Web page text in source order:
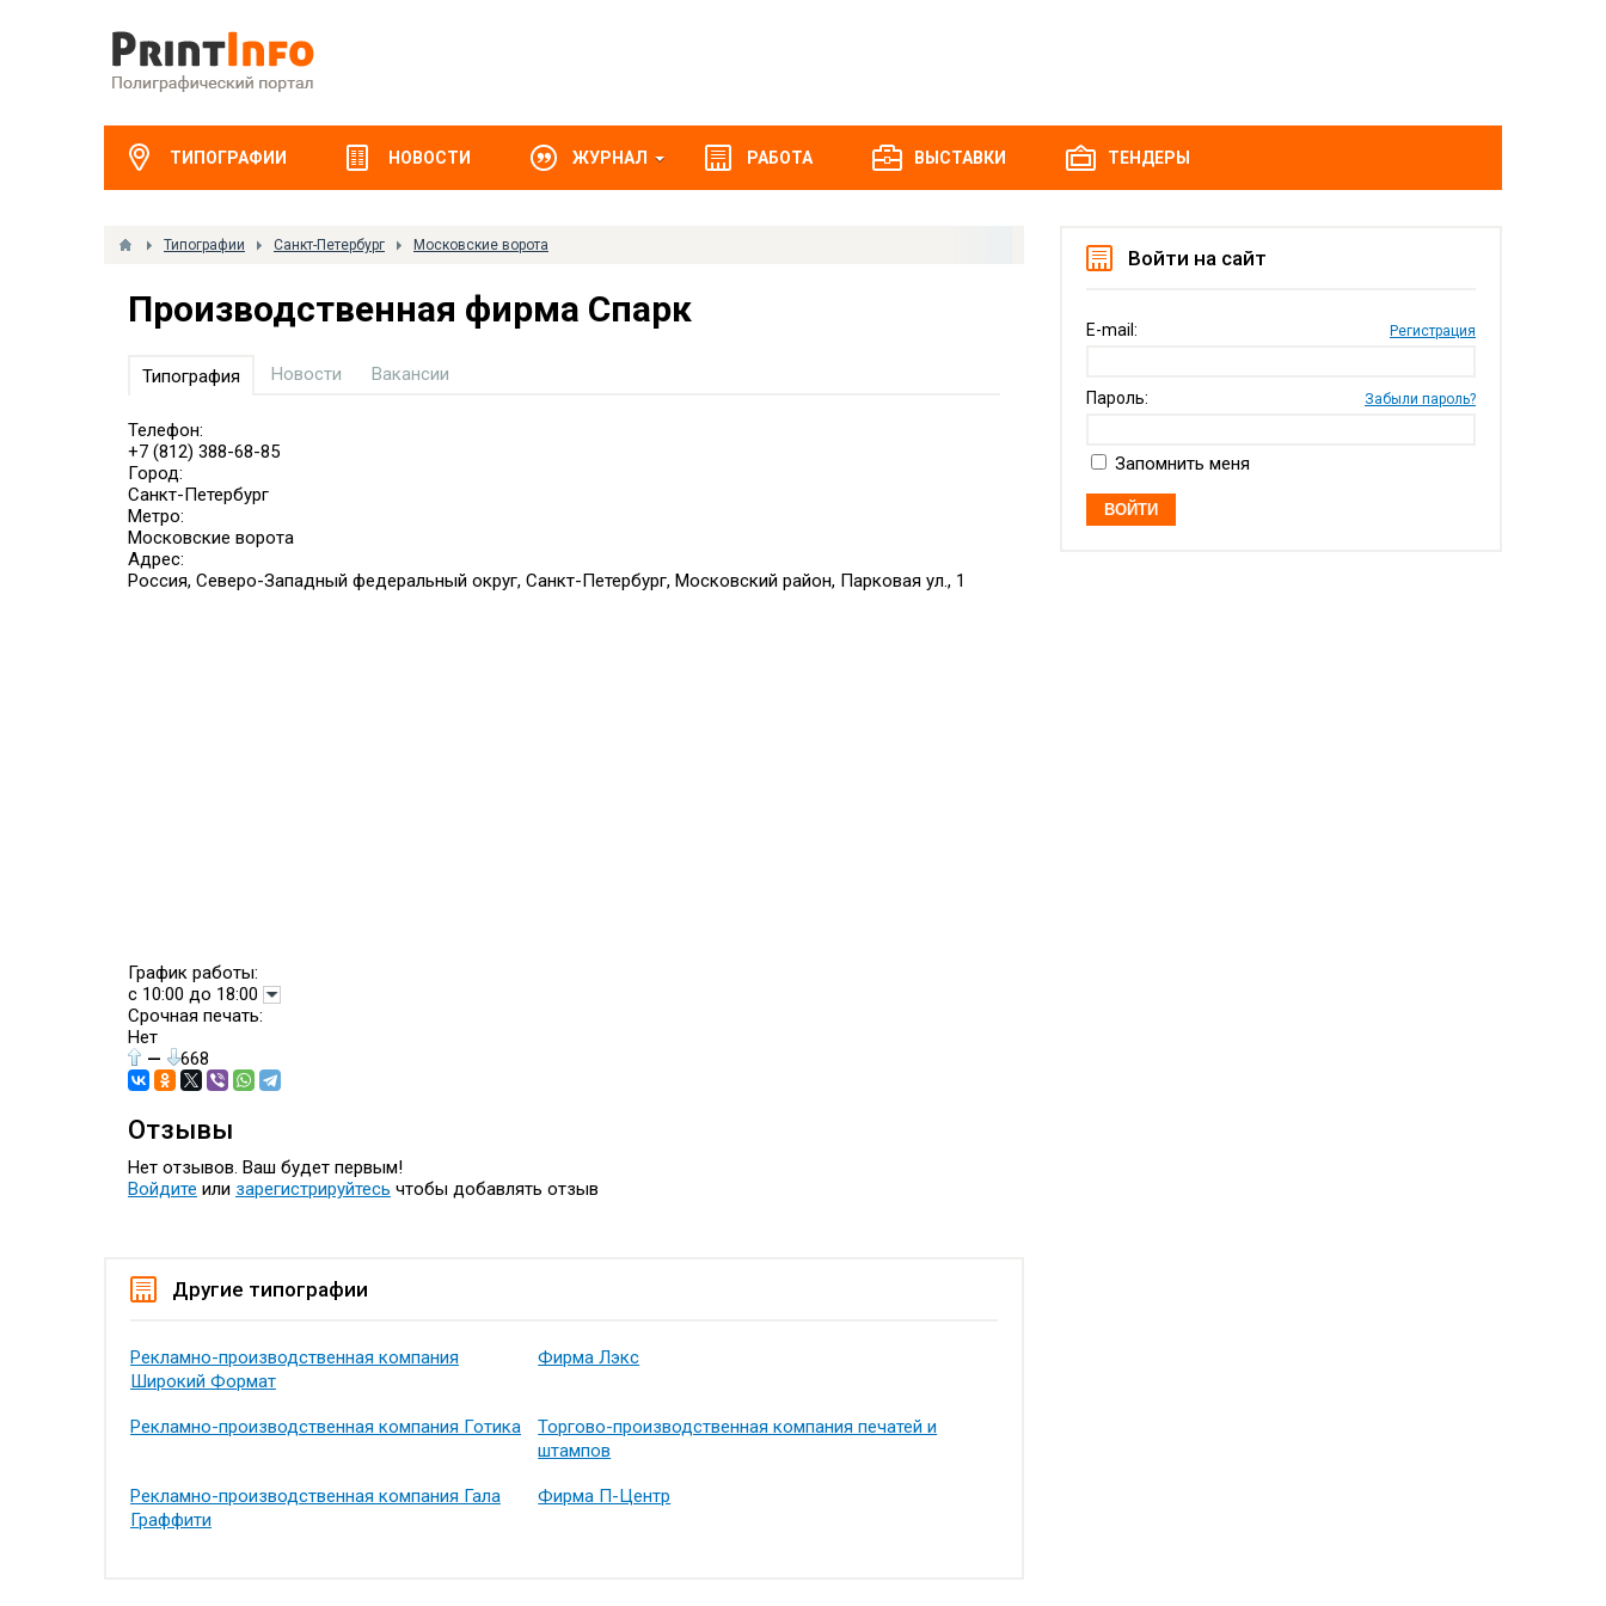
ТИПОГРАФИИ НОВОСТИ ЖУРНАЛ РАБОТА ВЫСТАВКИ ТЕНДЕРЫ
Типографии Санкт-Петербург Московские ворота
Производственная фирма Спарк
Типография Новости Вакансии
Телефон:
+7 (812) 388-68-85
Город:
Санкт-Петербург
Метро:
Московские ворота
Адрес:
Россия, Северо-Западный федеральный округ, Санкт-Петербург, Московский район, Парковая ул., 1
График работы:
с 10:00 до 18:00
Срочная печать:
Нет
—
668
Отзывы
Нет отзывов. Ваш будет первым!
Войдите или зарегистрируйтесь чтобы добавлять отзыв
Другие типографии
Рекламно-производственная компания
Широкий Формат
Фирма Лэкс
Рекламно-производственная компания Готика
Торгово-производственная компания печатей и
штампов
Рекламно-производственная компания Гала
Граффити
Фирма П-Центр
Войти на сайт
E-mail: Регистрация
Пароль: Забыли пароль?
Запомнить меня